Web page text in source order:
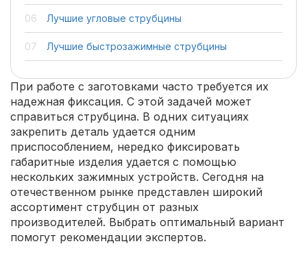
Лучшие угловые струбцины
Лучшие быстрозажимные струбцины
При работе с заготовками часто требуется их
надежная фиксация. С этой задачей может
справиться струбцина. В одних ситуациях
закрепить деталь удается одним
приспособлением, нередко фиксировать
габаритные изделия удается с помощью
нескольких зажимных устройств. Сегодня на
отечественном рынке представлен широкий
ассортимент струбцин от разных
производителей. Выбрать оптимальный вариант
помогут рекомендации экспертов.